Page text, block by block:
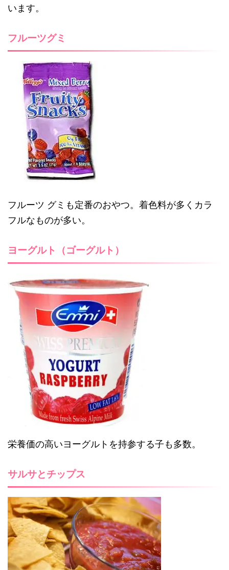
います。
フルーツグミ
フルーツ グミも定番のおやつ。着色料が多くカラ
フルなものが多い。
ヨーグルト（ゴーグルト）
栄養価の高いヨーグルトを持参する子も多数。
サルサとチップス